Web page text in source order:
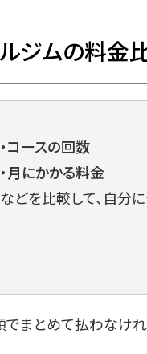
ジムの料金
・コースの回数
・月にかかる料金
などを比較して、自分
でまとめて払わなけ